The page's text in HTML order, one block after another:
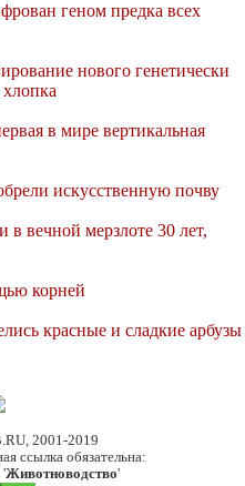
геном предка всех
нового генетически
в мире вертикальная
искусственную почву
вечной мерзлоте 30 лет,
корней
красные и сладкие арбузы
2001-2019
ссылка обязательна:
'Животноводство'